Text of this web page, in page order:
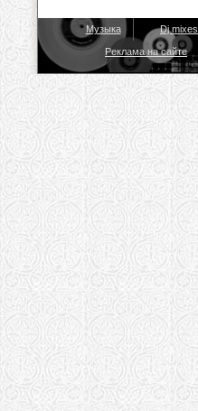
Музыка Dj mixes
Реклама на сайте